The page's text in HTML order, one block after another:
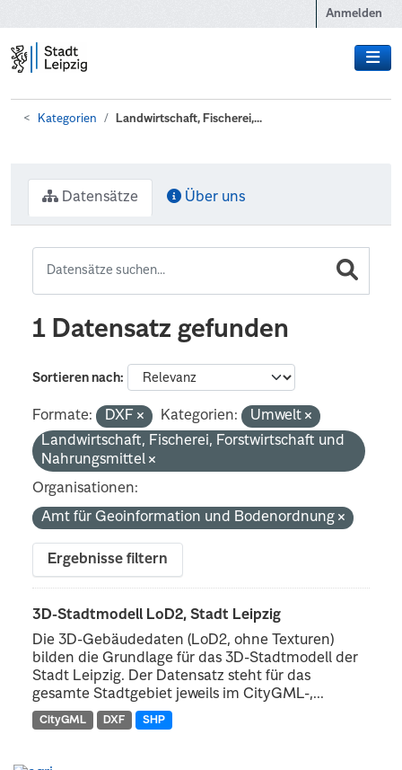
Anmelden
Kategorien Landwirtschaft, Fischerei,...
Datensätze Über uns
1 Datensatz gefunden
Sortieren nach
Formate: DXF Kategorien:
Umwelt
Landwirtschaft, Fischerei, Forstwirtschaft und
Nahrungsmittel
Organisationen:
Amt für Geoinformation und Bodenordnung
Ergebnisse filtern
3D-Stadtmodell LoD2, Stadt Leipzig
Die 3D-Gebäudedaten (LoD2, ohne Texturen)
bilden die Grundlage für das 3D-Stadtmodell der
Stadt Leipzig. Der Datensatz steht für das
gesamte Stadtgebiet jeweils im CityGML-,...
CityGML DXF SHP